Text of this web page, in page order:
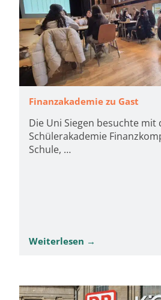
Finanzakademie zu Gast
Die Uni Siegen besuchte mit
Schülerakademie
Schule, …
Weiterlesen →